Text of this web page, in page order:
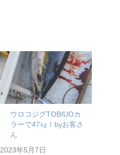
ウロコジグTOBIUOカ
ラーで47㎏！byお客さ
ん
2023年5月7日